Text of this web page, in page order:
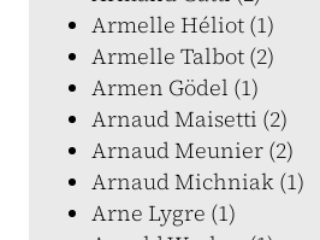
Armelle Héliot (1)
Armelle Talbot (2)
Armen Gödel (1)
Arnaud Maisetti (2)
Arnaud Meunier (2)
Arnaud Michniak (1)
Arne Lygre (1)